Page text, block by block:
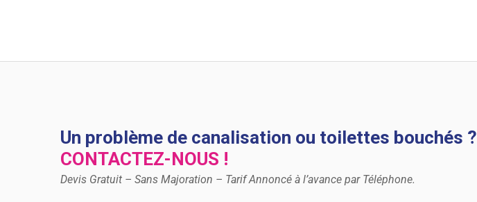
Un problème de canalisation ou toilettes bouchés ?
CONTACTEZ-NOUS !
Devis Gratuit – Sans Majoration – Tarif Annoncé à l’avance par Téléphone.